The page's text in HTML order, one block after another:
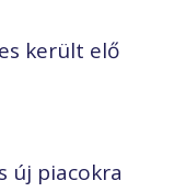
került elő
új piacokra